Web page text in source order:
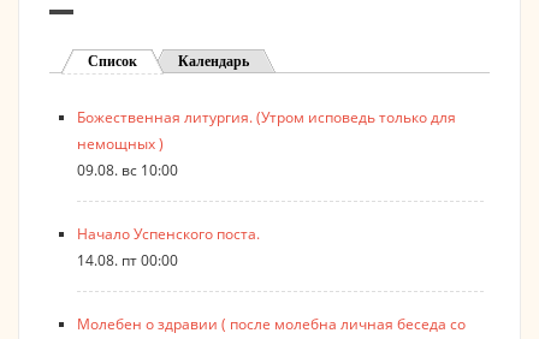
Список (активная вкладка)
Календарь
Божественная литургия. (Утром исповедь только для
немощных )
09.08. вс 10:00
Начало Успенского поста.
14.08. пт 00:00
Молебен о здравии ( после молебна личная беседа со